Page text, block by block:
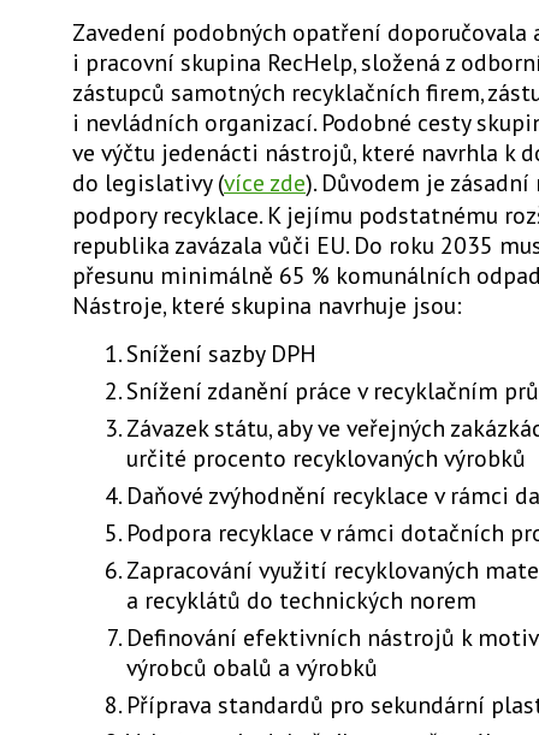
Zavedení podobných opatření doporučovala
i pracovní skupina RecHelp, složená z
zástupců samotných recyklačních firem,
i nevládních organizací. Podobné cesty
ve výčtu jedenácti nástrojů, které navrhla k
do legislativy (více zde). Důvodem je
podpory recyklace. K jejímu podstatnému
republika zavázala vůči EU. Do roku 2035
přesunu minimálně 65 % komunálních
Nástroje, které skupina navrhuje jsou:
Snížení sazby DPH
Snížení zdanění práce v recyklačním
Závazek státu, aby ve veřejných
určité procento recyklovaných výrobků
Daňové zvýhodnění recyklace v rámci
Podpora recyklace v rámci dotačních
Zapracování využití recyklovaných
a recyklátů do technických norem
Definování efektivních nástrojů k
výrobců obalů a výrobků
Příprava standardů pro sekundární